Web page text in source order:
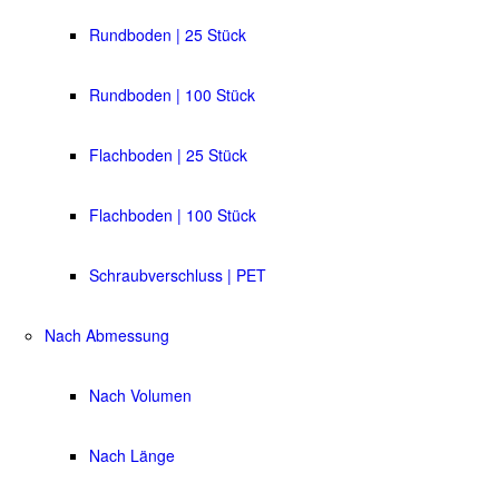
Rundboden | 25 Stück
Rundboden | 100 Stück
Flachboden | 25 Stück
Flachboden | 100 Stück
Schraubverschluss | PET
Nach Abmessung
Nach Volumen
Nach Länge